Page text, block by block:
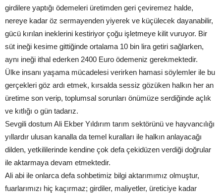
girdilere yaptığı ödemeleri üretimden geri çeviremez halde,
nereye kadar öz sermayenden yiyerek ve küçülecek dayanabilir,
gücü kırılan ineklerini kestiriyor çoğu işletmeye kilit vuruyor. Bir
süt ineği kesime gittiğinde ortalama 10 bin lira getiri sağlarken,
aynı ineği ithal ederken 2400 Euro ödemeniz gerekmektedir.
Ülke insanı yaşama mücadelesi verirken hamasi söylemler ile bu
gerçekleri göz ardı etmek, kırsalda sessiz gözüken halkın her an
üretime son verip, toplumsal sorunları önümüze serdiğinde açlık
ve kıtlığı o gün tadarız.
Sevgili dostum Ali Ekber Yıldırım tarım sektörünü ve hayvancılığı
yıllardır ulusan kanalla da temel kuralları ile halkın anlayacağı
dilden, yetkililerinde kendine çok defa çekidüzen verdiği doğrular
ile aktarmaya devam etmektedir.
Ali abi ile onlarca defa sohbetimiz bilgi aktarımımız olmuştur,
fuarlarımızı hiç kaçırmaz; girdiler, maliyetler, üreticiye kadar